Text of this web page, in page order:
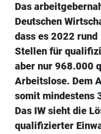
Das
Deutschen
dass es 2022
Stellen für
aber nur 968.000
Arbeitslose. Dem
somit mindestens
Das IW sieht die
qualifizierter